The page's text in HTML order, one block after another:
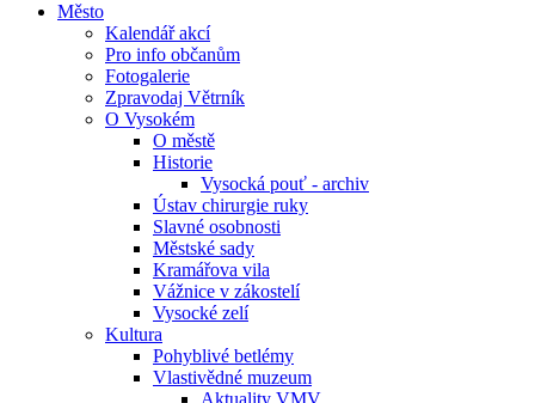
Město
Kalendář akcí
Pro info občanům
Fotogalerie
Zpravodaj Větrník
O Vysokém
O městě
Historie
Vysocká pouť - archiv
Ústav chirurgie ruky
Slavné osobnosti
Městské sady
Kramářova vila
Vážnice v zákostelí
Vysocké zelí
Kultura
Pohyblivé betlémy
Vlastivědné muzeum
Aktuality VMV